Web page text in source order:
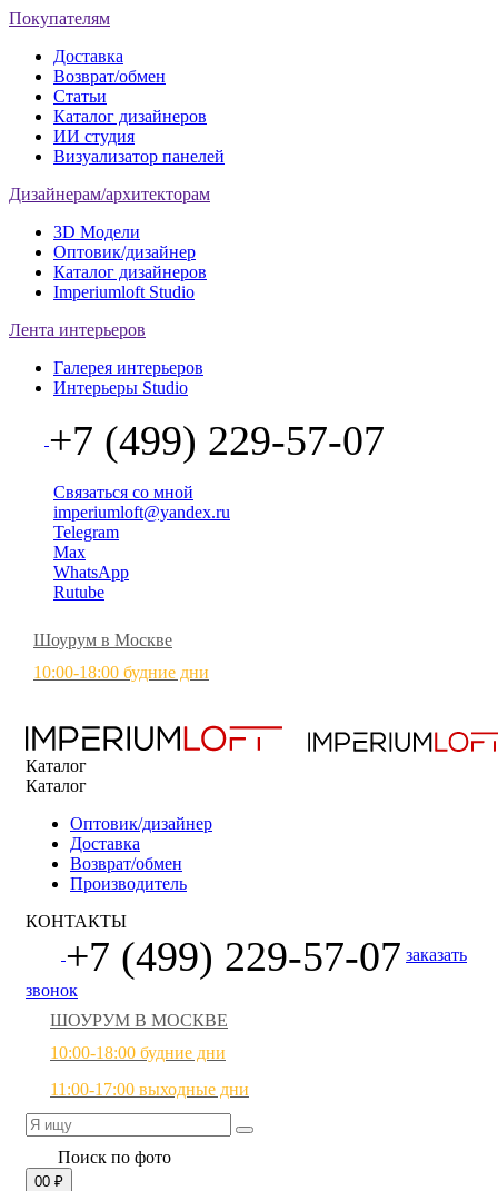
Покупателям
Доставка
Возврат/обмен
Статьи
Каталог дизайнеров
ИИ студия
Визуализатор панелей
Дизайнерам/архитекторам
3D Модели
Оптовик/дизайнер
Каталог дизайнеров
Imperiumloft Studio
Лента интерьеров
Галерея интерьеров
Интерьеры Studio
+7 (499) 229-57-07
Связаться со мной
imperiumloft@yandex.ru
Telegram
Max
WhatsApp
Rutube
Шоурум в Москве
10:00-18:00 будние дни
Каталог
Каталог
Оптовик/дизайнер
Доставка
Возврат/обмен
Производитель
КОНТАКТЫ
+7 (499) 229-57-07 заказать
звонок
ШОУРУМ В МОСКВЕ
10:00-18:00 будние дни
11:00-17:00 выходные дни
Поиск по фото
00 ₽